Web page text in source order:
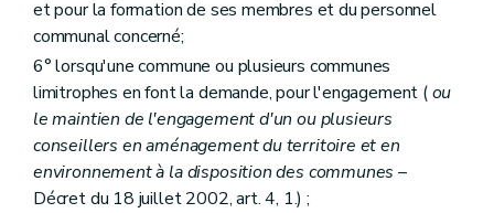
Section Délibérations
Art. 247
Section
Art. 248
Section Rapport d'activité
Art. 249
Section Délégation
Art. 250
Section 2 De la commission communale et de ses sections
Art. 251
et pour la formation de ses membres et du personnel
communal concerné;
6° lorsqu'une commune ou plusieurs communes
limitrophes en font la demande, pour l'engagement (ou
le maintien de l'engagement d'un ou plusieurs
conseillers en aménagement du territoire et en
environnement à la disposition des communes –
Décret du 18 juillet 2002, art. 4, 1.) ;